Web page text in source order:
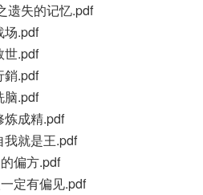
遗失的记忆.pdf
场.pdf
世.pdf
銷.pdf
脑.pdf
炼成精.pdf
我就是王.pdf
偏方.pdf
定有偏见.pdf